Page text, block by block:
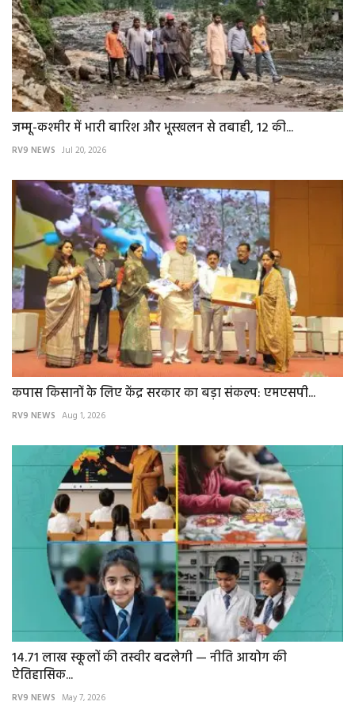
जम्मू-कश्मीर में भारी बारिश और भूस्खलन से तबाही, 12 की...
RV9 NEWS Jul 20, 2026
कपास किसानों के लिए केंद्र सरकार का बड़ा संकल्प: एमएसपी...
RV9 NEWS Aug 1, 2026
14.71 लाख स्कूलों की तस्वीर बदलेगी — नीति आयोग की
ऐतिहासिक...
RV9 NEWS May 7, 2026